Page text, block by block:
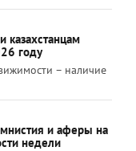
казахстанцам
году
– наличие
и аферы на
недели